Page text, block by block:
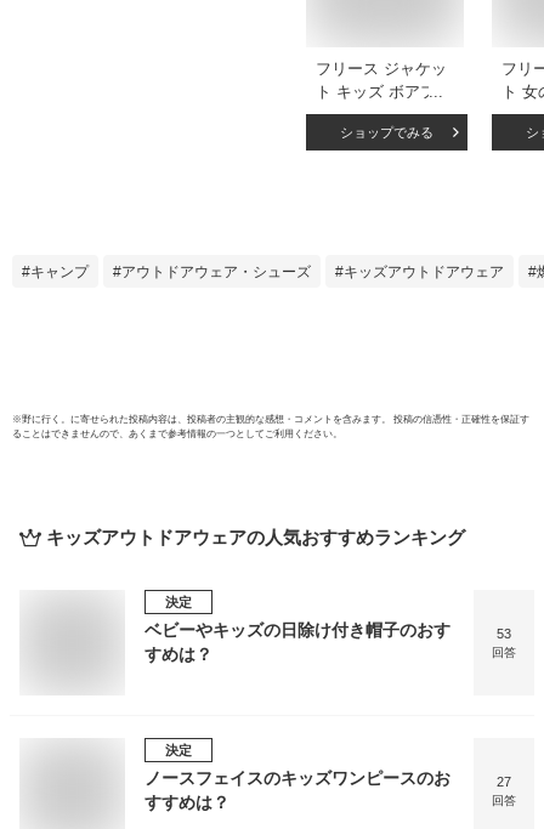
フリース ジャケッ
ト キッズ ボアフリ
ース 女の子 男の子
レディース メンズ
無地 キャンプ アウ
ショップでみる
フリ
ト
ッズ
ジャ
親子
シ
キャンプ アウトドアウェア・シューズ キッズアウトドアウェア
※野に行く。 に寄せられた投稿内容は、投稿者の主観的な感想・コメントを含みます。 投稿の信憑性・正確性を保証す
ることはできませんので、あくまで参考情報の一つとしてご利用ください。
キッズアウトドアウェアの人気おすすめランキング
決定
ベビーやキッズの日除け付き帽子のおす
すめは？
53
回答
決定
ノースフェイスのキッズワンピースのお
すすめは？
27
回答